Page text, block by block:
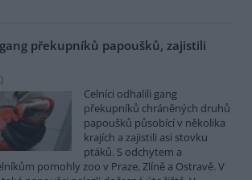
překupníků papoušků, zajistili
)
Celníci odhalili gang
překupníků chráněných druhů
papoušků působící v několika
krajích a zajistili asi stovku
ptáků. S odchytem a
pomohly zoo v Praze, Zlíně a Ostravě. V